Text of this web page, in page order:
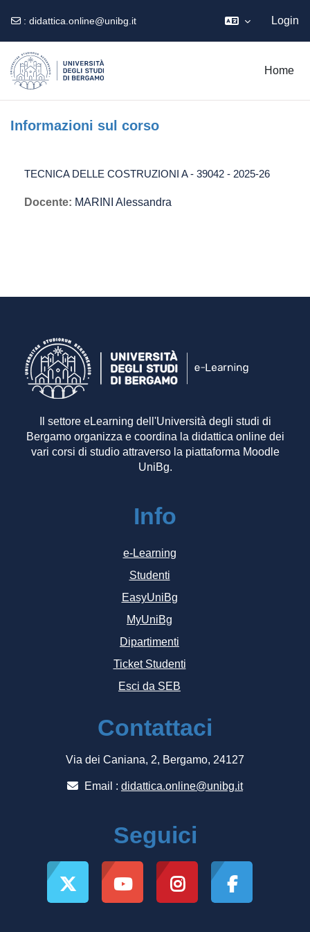
: didattica.online@unibg.it Login
Home
Informazioni sul corso
TECNICA DELLE COSTRUZIONI A - 39042 - 2025-26
Docente: MARINI Alessandra
Il settore eLearning dell'Università degli studi di
Bergamo organizza e coordina la didattica online dei
vari corsi di studio attraverso la piattaforma Moodle
UniBg.
Info
e-Learning
Studenti
EasyUniBg
MyUniBg
Dipartimenti
Ticket Studenti
Esci da SEB
Contattaci
Via dei Caniana, 2, Bergamo, 24127
Email : didattica.online@unibg.it
Seguici